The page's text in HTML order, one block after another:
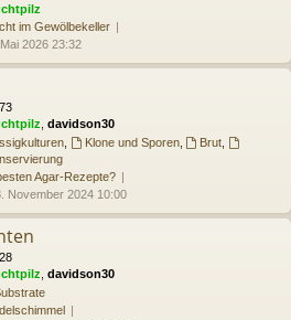
im Gewölbekeller
Mai 2026 23:32
davidson30
, Klone und Sporen, Brut
Agar-Rezepte?
November 2024 10:00
davidson30